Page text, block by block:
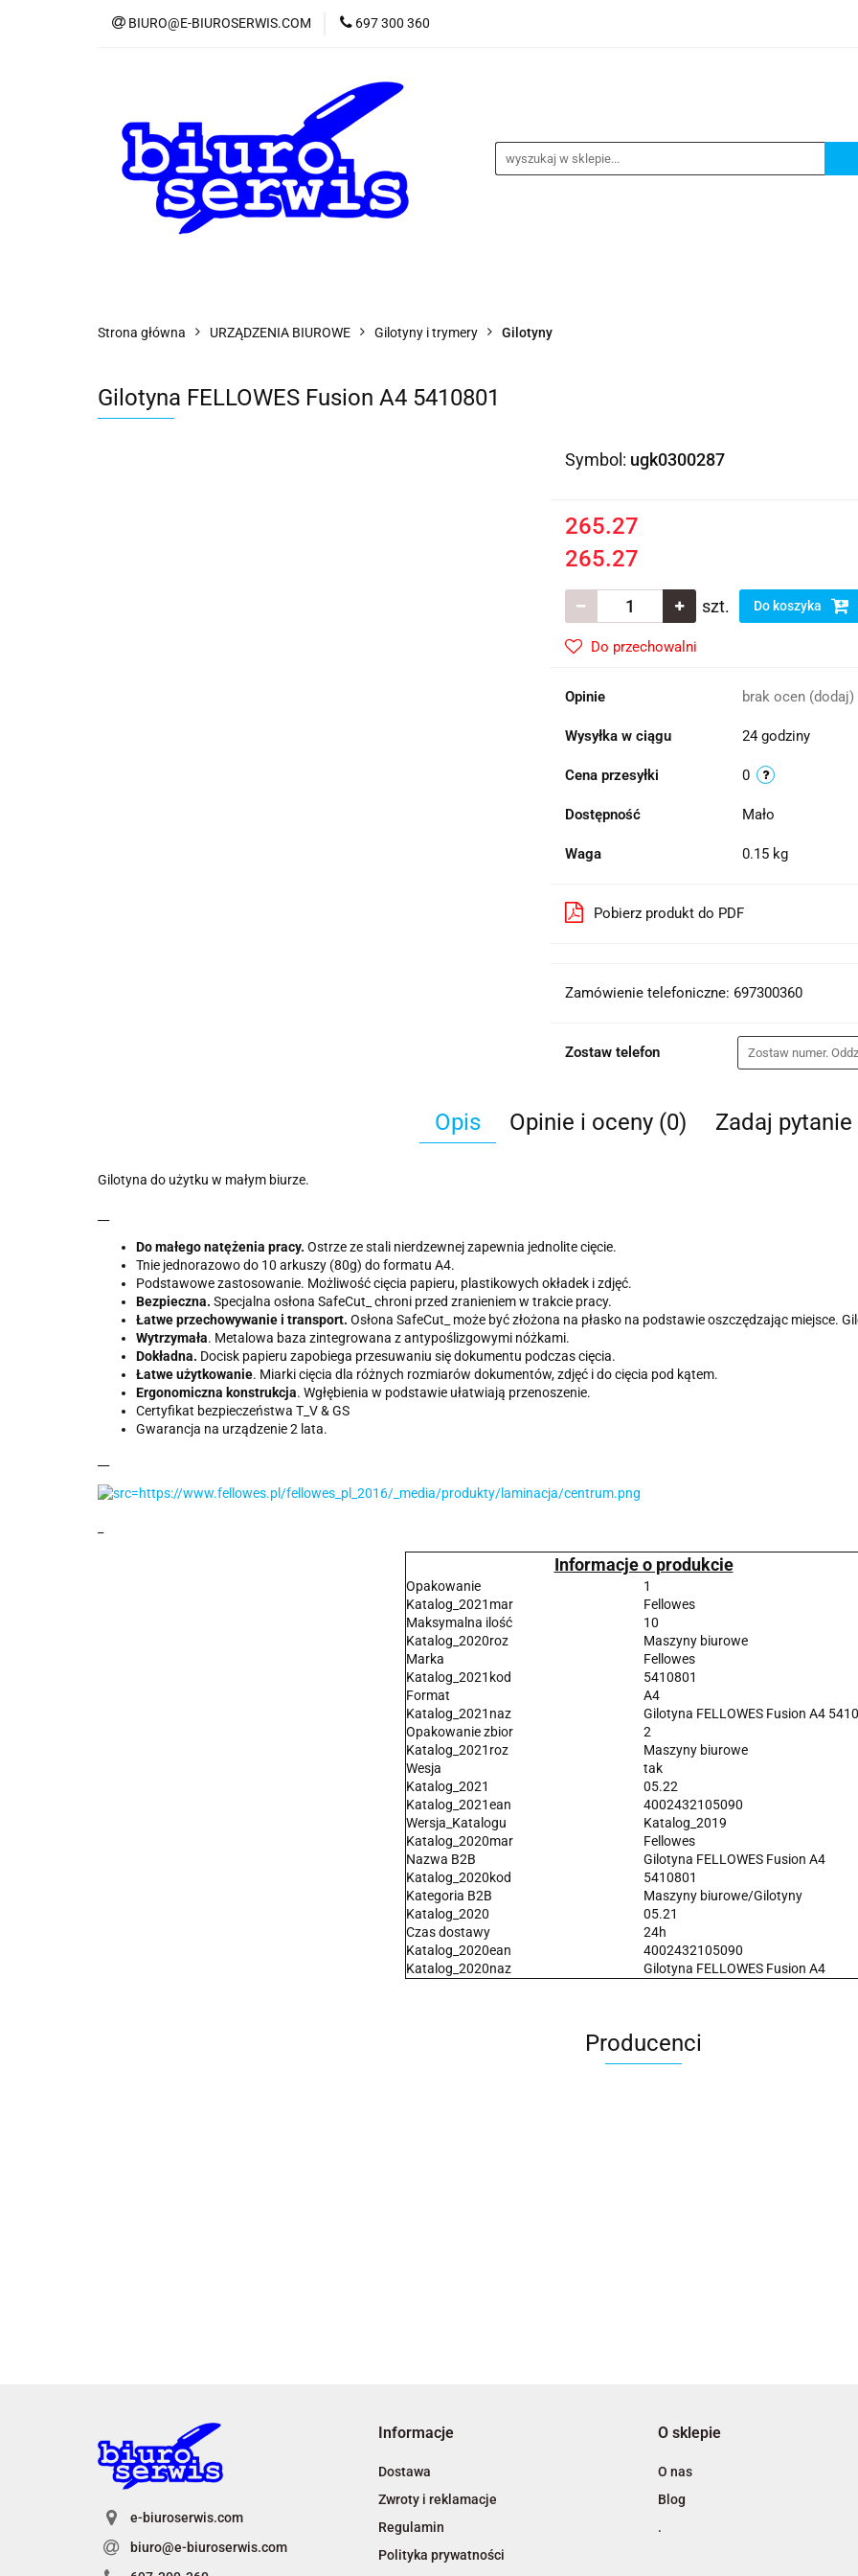
BIURO@E-BIUROSERWIS.COM 697 300 360
Strona główna URZĄDZENIA BIUROWE Gilotyny i trymery Gilotyny
Gilotyna FELLOWES Fusion A4 5410801
Symbol: ugk0300287
265.27
265.27
szt. Do koszyka
Do przechowalni
Opinie brak ocen (dodaj)
Wysyłka w ciągu 24 godziny
Cena przesyłki 0
Dostępność Mało
Waga 0.15 kg
Pobierz produkt do PDF
Zamówienie telefoniczne: 697300360
Zostaw telefon
Opis Opinie i oceny (0) Zadaj pytanie
Gilotyna do użytku w małym biurze.
Do małego natężenia pracy. Ostrze ze stali nierdzewnej zapewnia jednolite cięcie.
Tnie jednorazowo do 10 arkuszy (80g) do formatu A4.
Podstawowe zastosowanie. Możliwość cięcia papieru, plastikowych okładek i zdjęć.
Bezpieczna. Specjalna osłona SafeCut_ chroni przed zranieniem w trakcie pracy.
Łatwe przechowywanie i transport. Osłona SafeCut_ może być złożona na płasko na podstawie oszczędzając miejsce.
Wytrzymała. Metalowa baza zintegrowana z antypoślizgowymi nóżkami.
Dokładna. Docisk papieru zapobiega przesuwaniu się dokumentu podczas cięcia.
Łatwe użytkowanie. Miarki cięcia dla różnych rozmiarów dokumentów, zdjęć i do cięcia pod kątem.
Ergonomiczna konstrukcja. Wgłębienia w podstawie ułatwiają przenoszenie.
Certyfikat bezpieczeństwa T_V & GS
Gwarancja na urządzenie 2 lata.
Informacje o produkcie
Opakowanie
1
Katalog_2021mar
Fellowes
Maksymalna ilość
10
Katalog_2020roz
Maszyny biurowe
Marka
Fellowes
Katalog_2021kod
5410801
Format
A4
Katalog_2021naz
Gilotyna FELLOWES Fusion A4
Opakowanie zbior
2
Katalog_2021roz
Maszyny biurowe
Wesja
tak
Katalog_2021
05.22
Katalog_2021ean
4002432105090
Wersja_Katalogu
Katalog_2019
Katalog_2020mar
Fellowes
Nazwa B2B
Gilotyna FELLOWES Fusion A4
Katalog_2020kod
5410801
Kategoria B2B
Maszyny biurowe/Gilotyny
Katalog_2020
05.21
Czas dostawy
24h
Katalog_2020ean
4002432105090
Katalog_2020naz
Gilotyna FELLOWES Fusion A4
Producenci
A4 Tech
e-biuroserwis.com
biuro@e-biuroserwis.com
Informacje
Dostawa
Zwroty i reklamacje
Regulamin
Polityka prywatności
O sklepie
O nas
Blog
.